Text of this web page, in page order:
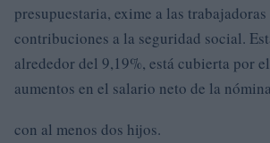
presupuestaria, exime a las trabajadoras
contribuciones a la seguridad social.
alrededor del 9,19%, está cubierta por
aumentos en el salario neto de la
con al menos dos hijos.